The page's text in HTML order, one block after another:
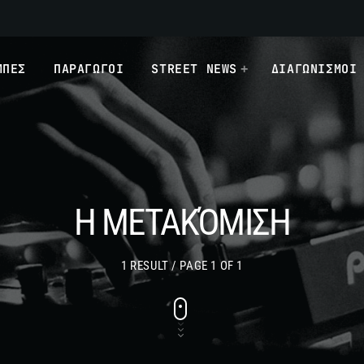
ΠΑΡΑΓΩΓΟΙ STREET NEWS ΔΙΑΓΩΝΙΣΜΟΙ
Η ΜΕΤΑΚΌΜΙΣΗ
1 RESULT / PAGE 1 OF 1